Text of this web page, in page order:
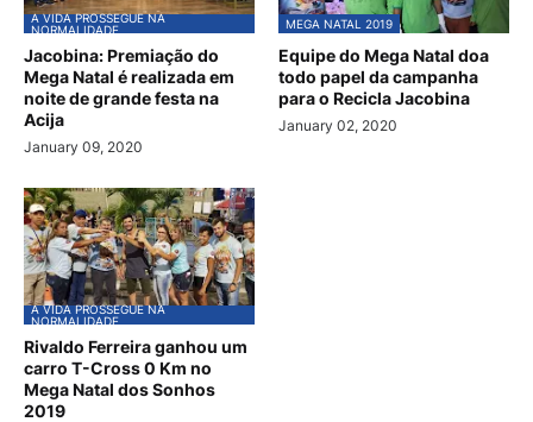
A VIDA PROSSEGUE NA
NORMALIDADE
Jacobina: Premiação do
Mega Natal é realizada em
noite de grande festa na
Acija
January 09, 2020
MEGA NATAL 2019
Equipe do Mega Natal doa
todo papel da campanha
para o Recicla Jacobina
January 02, 2020
A VIDA PROSSEGUE NA
NORMALIDADE
Rivaldo Ferreira ganhou um
carro T-Cross 0 Km no
Mega Natal dos Sonhos
2019